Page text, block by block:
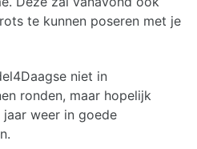
te kunnen poseren met je
niet in
ronden, maar hopelijk
weer in goede